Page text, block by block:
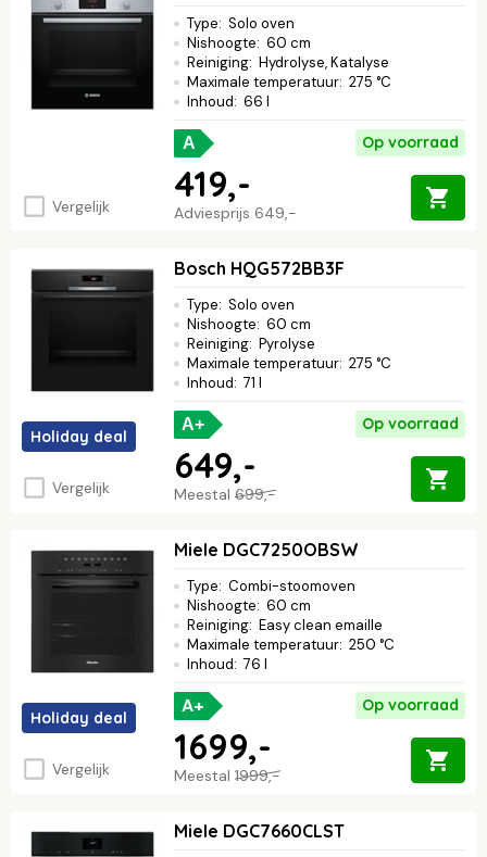
Vergelijk
Type: Solo oven
Nishoogte: 60 cm
Reiniging: Hydrolyse, Katalyse
Maximale temperatuur: 275 °C
Inhoud: 66 l
A Op voorraad
Adviesprijs 649,-
419,-
Holiday deal
Vergelijk
Bosch HQG572BB3F
Type: Solo oven
Nishoogte: 60 cm
Reiniging: Pyrolyse
Maximale temperatuur: 275 °C
Inhoud: 71 l
A+ Op voorraad
Meestal 699,-
649,-
Holiday deal
Vergelijk
Miele DGC7250OBSW
Type: Combi-stoomoven
Nishoogte: 60 cm
Reiniging: Easy clean emaille
Maximale temperatuur: 250 °C
Inhoud: 76 l
A+ Op voorraad
Meestal 1999,-
1699,-
Miele DGC7660CLST